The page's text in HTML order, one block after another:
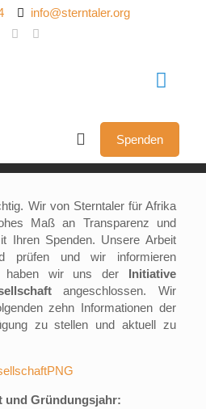
info@sterntaler.org
Spenden
Wir von Sterntaler für Afrika
Maß an Transparenz und
Ihren Spenden. Unsere Arbeit
prüfen und wir informieren
haben wir uns der Initiative
angeschlossen. Wir
zehn Informationen der
zu stellen und aktuell zu
und Gründungsjahr: